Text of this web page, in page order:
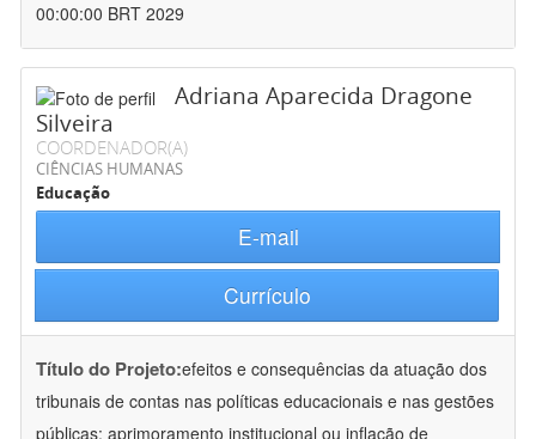
00:00:00 BRT 2029
Adriana Aparecida Dragone
Silveira
COORDENADOR(A)
CIÊNCIAS HUMANAS
Educação
E-mail
Currículo
Título do Projeto:efeitos e consequências da atuação dos
tribunais de contas nas políticas educacionais e nas gestões
públicas: aprimoramento institucional ou inflação de